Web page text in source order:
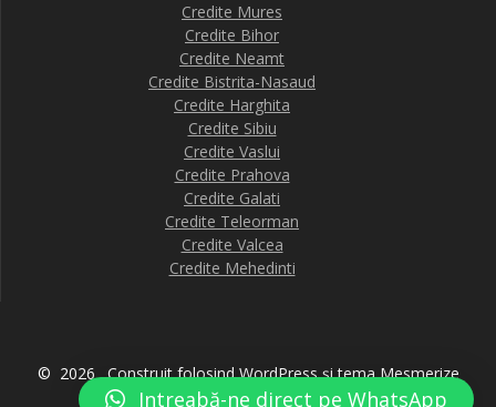
Credite Mures
Credite Bihor
Credite Neamt
Credite Bistrita-Nasaud
Credite Harghita
Credite Sibiu
Credite Vaslui
Credite Prahova
Credite Galati
Credite Teleorman
Credite Valcea
Credite Mehedinti
© 2026 . Construit folosind WordPress șitema Mesmerize
Intreabă-ne direct pe WhatsApp